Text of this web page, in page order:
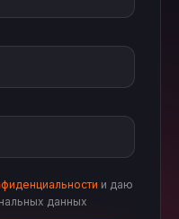
и даю
данных